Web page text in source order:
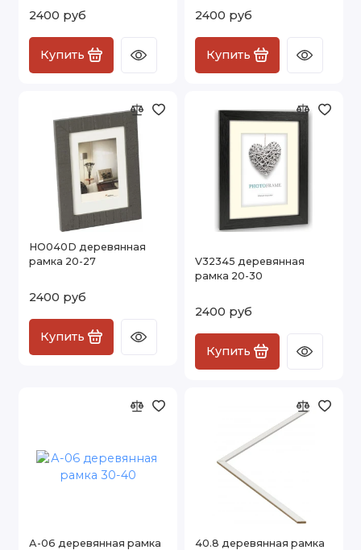
2400 руб
Купить
2400 руб
Купить
HO040D деревянная
рамка 20-27
2400 руб
Купить
V32345 деревянная
рамка 20-30
2400 руб
Купить
А-06 деревянная рамка 40.8 деревянная рамка